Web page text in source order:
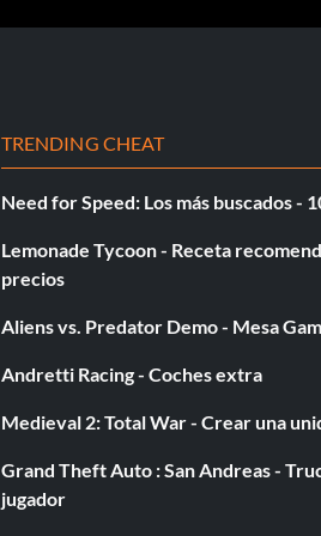
TRENDING CHEAT
Need for Speed: Los más buscados -
Lemonade Tycoon - Receta
precios
Aliens vs. Predator Demo - Mesa
Andretti Racing - Coches extra
Medieval 2: Total War - Crear una
Grand Theft Auto : San Andreas -
jugador